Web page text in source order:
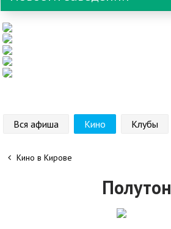
Вся афиша Кино Клубы
Кино в Кирове
Полутон